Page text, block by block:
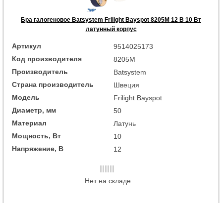
Бра галогеновое Batsystem Frilight Bayspot 8205M 12 В 10 Вт
латунный корпус
Артикул
9514025173
Код производителя
8205M
Производитель
Batsystem
Страна производитель
Швеция
Модель
Frilight Bayspot
Диаметр, мм
50
Материал
Латунь
Мощность, Вт
10
Напряжение, В
12
Нет на складе